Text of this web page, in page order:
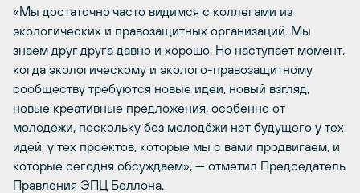
«Мы достаточно часто видимся с коллегами из
экологических и правозащитных организаций. Мы
знаем друг друга давно и хорошо. Но наступает момент,
когда экологическому и эколого-правозащитному
сообществу требуются новые идеи, новый взгляд,
новые креативные предложения, особенно от
молодежи, поскольку без молодёжи нет будущего у тех
идей, у тех проектов, которые мы с вами продвигаем, и
которые сегодня обсуждаем», — отметил Председатель
Правления ЭПЦ Беллона.